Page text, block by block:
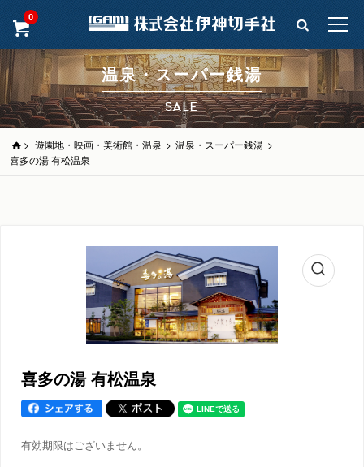
0
温泉・スーパー銭湯
SALE
> 遊園地・映画・美術館・温泉 > 温泉・スーパー銭湯 >
喜多の湯 有松温泉
喜多の湯 有松温泉
有効期限はございません。